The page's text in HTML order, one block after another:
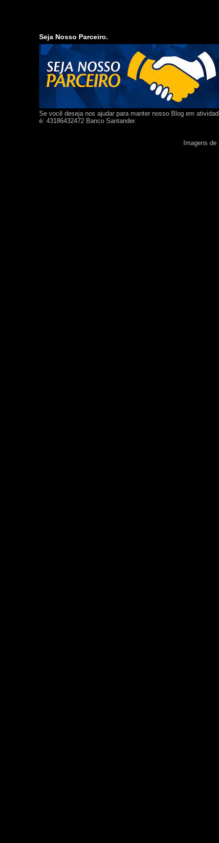
Seja Nosso Parceiro.
Se você deseja nos ajudar para manter nosso Blog em
é: 43186432472 Banco Santander.
Imagens